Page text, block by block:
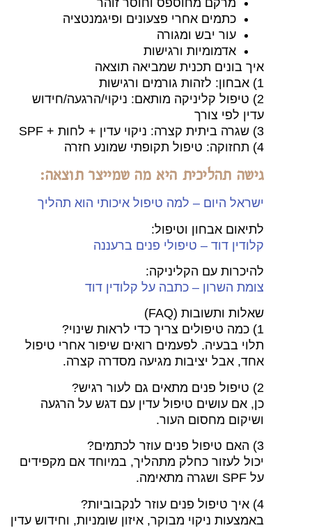
כתמים אחרי פצעונים ופיגמנטציה
עור יבש ומגורה
אדמומיות ורגישות
איך בונים תכנית שמביאה תוצאה
1) אבחון: לזהות גורמים ורגישות
2) טיפול קליניקה מותאם: ניקוי/הרגעה/חידוש
עדין לפי צורך
3) שגרה ביתית קצרה: ניקוי עדין + לחות + SPF
4) תחזוקה: טיפול תקופתי שמונע חזרה
גישה תהליכית היא מה שמייצר תוצאה:
ישראל היום – למה טיפול איכותי הוא תהליך
לתיאום אבחון וטיפול:
קלודין דוד – טיפולי פנים ברעננה
להיכרות עם הקליניקה:
צומת השרון – כתבה על קלודין דוד
שאלות ותשובות (FAQ)
1) כמה טיפולים צריך כדי לראות שינוי?
תלוי בבעיה. לפעמים רואים שיפור אחרי טיפול
אחד, אבל יציבות מגיעה מסדרה קצרה.
2) טיפול פנים מתאים גם לעור רגיש?
כן, אם עושים טיפול עדין עם דגש על הרגעה
ושיקום מחסום העור.
3) האם טיפול פנים עוזר לכתמים?
יכול לעזור כחלק מתהליך, במיוחד אם מקפידים
על SPF ושגרה מתאימה.
4) איך טיפול פנים עוזר לנקבוביות?
באמצעות ניקוי מבוקר, איזון שומניות, וחידוש עדין